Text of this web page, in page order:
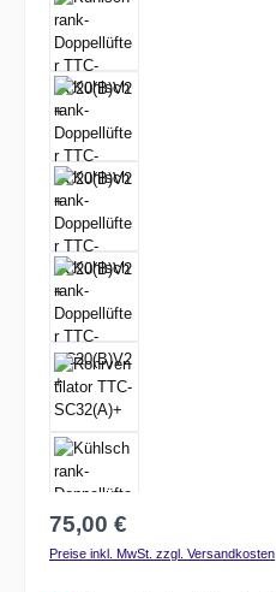
Regulärer Preis:
75,00 €
Preise inkl. MwSt. zzgl. Versandkosten